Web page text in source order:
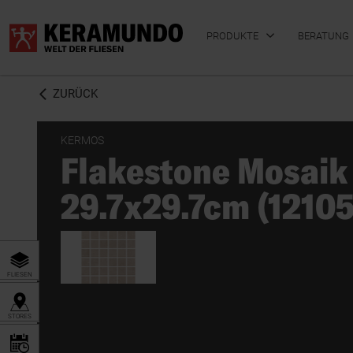
PRODUKTE
BADFLIESEN KÜCHENFLIESEN
BERATUNG
ZURÜCK
KERMOS
Flakestone Mosaik
29.7x29.7cm
FLIESEN
STORES